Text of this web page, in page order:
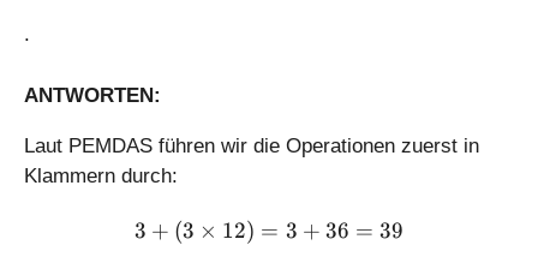
ti
es
2
.
ANTWORTEN:
Laut PEMDAS führen wir die Operationen zuerst in
Klammern durch:
3+(3\times 12) = 3 + 36
3 + (3 × 12) = 3 + 36 = 39